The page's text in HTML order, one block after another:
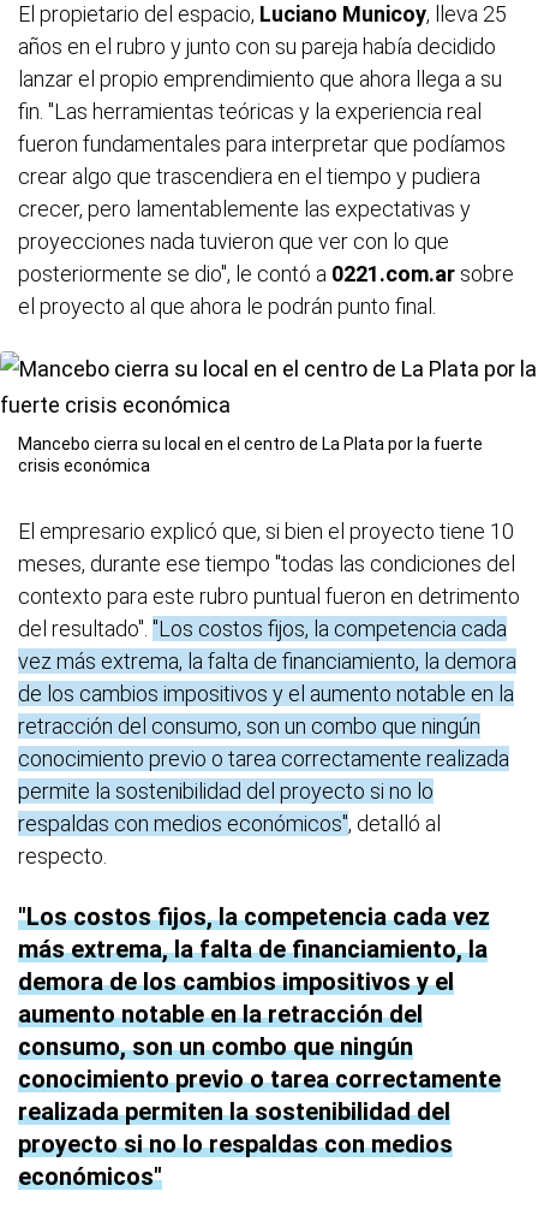
El propietario del espacio, Luciano Municoy, lleva 25
años en el rubro y junto con su pareja había decidido
lanzar el propio emprendimiento que ahora llega a su
fin. "Las herramientas teóricas y la experiencia real
fueron fundamentales para interpretar que podíamos
crear algo que trascendiera en el tiempo y pudiera
crecer, pero lamentablemente las expectativas y
proyecciones nada tuvieron que ver con lo que
posteriormente se dio", le contó a 0221.com.ar sobre
el proyecto al que ahora le podrán punto final.
Mancebo cierra su local en el centro de La Plata por la fuerte
crisis económica
El empresario explicó que, si bien el proyecto tiene 10
meses, durante ese tiempo "todas las condiciones del
contexto para este rubro puntual fueron en detrimento
del resultado". "Los costos fijos, la competencia cada
vez más extrema, la falta de financiamiento, la demora
de los cambios impositivos y el aumento notable en la
retracción del consumo, son un combo que ningún
conocimiento previo o tarea correctamente realizada
permite la sostenibilidad del proyecto si no lo
respaldas con medios económicos", detalló al
respecto.
Los costos fijos, la competencia cada vez
más extrema, la falta de financiamiento, la
demora de los cambios impositivos y el
aumento notable en la retracción del
consumo, son un combo que ningún
conocimiento previo o tarea correctamente
realizada permiten la sostenibilidad del
proyecto si no lo respaldas con medios
económicos